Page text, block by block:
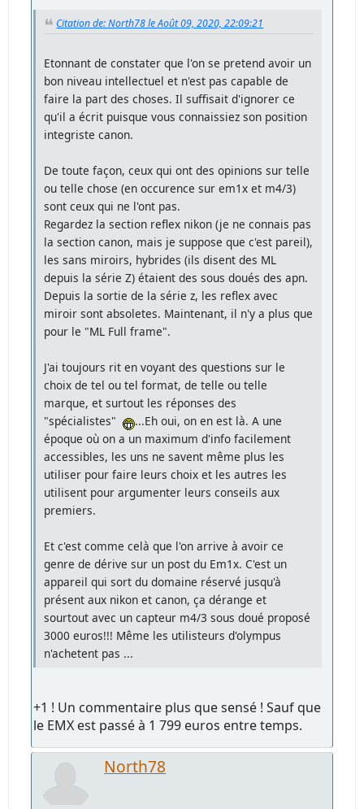
Citation de: North78 le Août 09, 2020, 22:09:21
Etonnant de constater que l'on se pretend avoir un
bon niveau intellectuel et n'est pas capable de
faire la part des choses. Il suffisait d'ignorer ce
qu'il a écrit puisque vous connaissiez son position
integriste canon.
De toute façon, ceux qui ont des opinions sur telle
ou telle chose (en occurence sur em1x et m4/3)
sont ceux qui ne l'ont pas.
Regardez la section reflex nikon (je ne connais pas
la section canon, mais je suppose que c'est pareil),
les sans miroirs, hybrides (ils disent des ML
depuis la série Z) étaient des sous doués des apn.
Depuis la sortie de la série z, les reflex avec
miroir sont absoletes. Maintenant, il n'y a plus que
pour le "ML Full frame".
J'ai toujours rit en voyant des questions sur le
choix de tel ou tel format, de telle ou telle
marque, et surtout les réponses des
"spécialistes"
...Eh oui, on en est là. A une
époque où on a un maximum d'info facilement
accessibles, les uns ne savent même plus les
utiliser pour faire leurs choix et les autres les
utilisent pour argumenter leurs conseils aux
premiers.
Et c'est comme celà que l'on arrive à avoir ce
genre de dérive sur un post du Em1x. C'est un
appareil qui sort du domaine réservé jusqu'à
présent aux nikon et canon, ça dérange et
sourtout avec un capteur m4/3 sous doué proposé
3000 euros!!! Même les utilisteurs d'olympus
n'achetent pas ...
+1 ! Un commentaire plus que sensé ! Sauf que
le EMX est passé à 1 799 euros entre temps.
North78